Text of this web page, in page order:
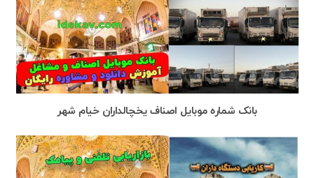
بانک شماره موبایل اصناف یخچالداران خیام شهر